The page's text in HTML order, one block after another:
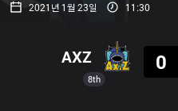
2021년 1월 23일 11:30
8th
AXZ
0